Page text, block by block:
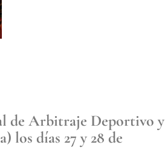
de Arbitraje Deportivo y
los días 27 y 28 de